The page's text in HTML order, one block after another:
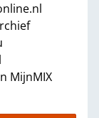
MijnMIX